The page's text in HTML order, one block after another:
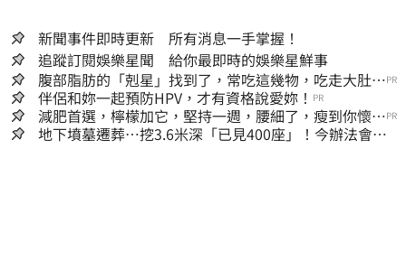
新聞事件即時更新 所有消息一手掌握！
追蹤訂閱娛樂星聞 給你最即時的娛樂星鮮事
腹部脂肪的「剋星」找到了，常吃這幾物，吃走大肚
囊，瘦出小蠻腰
PR
伴侶和妳一起預防HPV，才有資格說愛妳！ PR
減肥首選，檸檬加它，堅持一週，腰細了，瘦到你懷疑
人生
PR
地下墳墓遷葬…挖3.6米深「已見400座」！今辦法會安